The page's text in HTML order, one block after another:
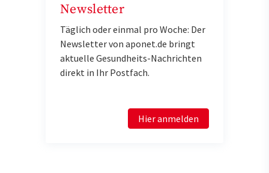
Newsletter
Täglich oder einmal pro Woche: Der
Newsletter von aponet.de bringt
aktuelle Gesundheits-Nachrichten
direkt in Ihr Postfach.
Hier anmelden